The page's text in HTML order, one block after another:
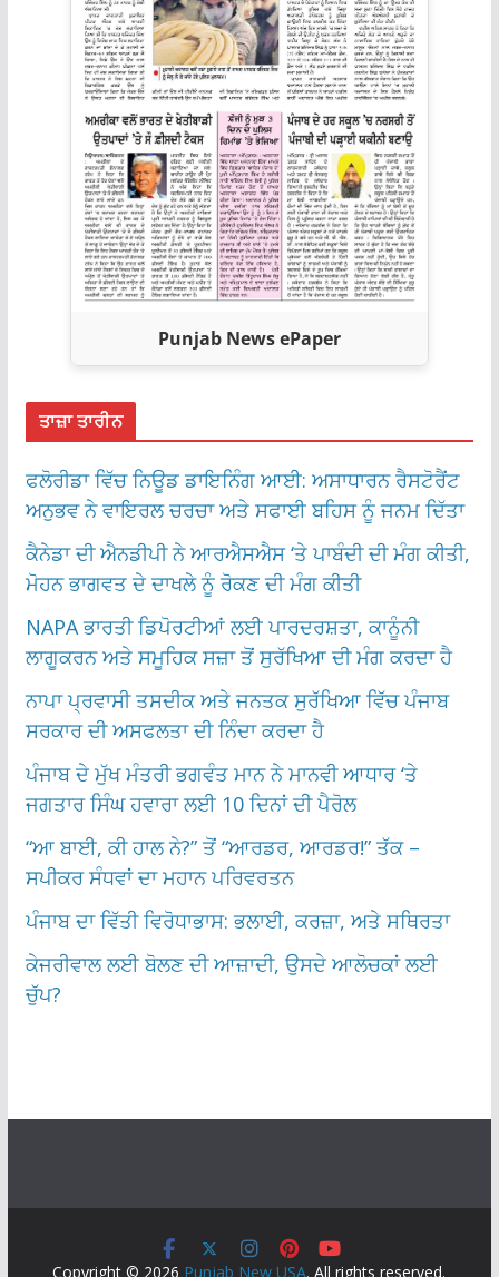
Punjab News ePaper
ਤਾਜ਼ਾ ਤਾਰੀਨ
ਫਲੋਰੀਡਾ ਵਿੱਚ ਨਿਊਡ ਡਾਇਨਿੰਗ ਆਈ: ਅਸਾਧਾਰਨ ਰੈਸਟੋਰੈਂਟ
ਅਨੁਭਵ ਨੇ ਵਾਇਰਲ ਚਰਚਾ ਅਤੇ ਸਫਾਈ ਬਹਿਸ ਨੂੰ ਜਨਮ ਦਿੱਤਾ
ਕੈਨੇਡਾ ਦੀ ਐਨਡੀਪੀ ਨੇ ਆਰਐਸਐਸ ‘ਤੇ ਪਾਬੰਦੀ ਦੀ ਮੰਗ ਕੀਤੀ,
ਮੋਹਨ ਭਾਗਵਤ ਦੇ ਦਾਖਲੇ ਨੂੰ ਰੋਕਣ ਦੀ ਮੰਗ ਕੀਤੀ
NAPA ਭਾਰਤੀ ਡਿਪੋਰਟੀਆਂ ਲਈ ਪਾਰਦਰਸ਼ਤਾ, ਕਾਨੂੰਨੀ
ਲਾਗੂਕਰਨ ਅਤੇ ਸਮੂਹਿਕ ਸਜ਼ਾ ਤੋਂ ਸੁਰੱਖਿਆ ਦੀ ਮੰਗ ਕਰਦਾ ਹੈ
ਨਾਪਾ ਪ੍ਰਵਾਸੀ ਤਸਦੀਕ ਅਤੇ ਜਨਤਕ ਸੁਰੱਖਿਆ ਵਿੱਚ ਪੰਜਾਬ
ਸਰਕਾਰ ਦੀ ਅਸਫਲਤਾ ਦੀ ਨਿੰਦਾ ਕਰਦਾ ਹੈ
ਪੰਜਾਬ ਦੇ ਮੁੱਖ ਮੰਤਰੀ ਭਗਵੰਤ ਮਾਨ ਨੇ ਮਾਨਵੀ ਆਧਾਰ ‘ਤੇ
ਜਗਤਾਰ ਸਿੰਘ ਹਵਾਰਾ ਲਈ 10 ਦਿਨਾਂ ਦੀ ਪੈਰੋਲ
“ਆ ਬਾਈ, ਕੀ ਹਾਲ ਨੇ?” ਤੋਂ “ਆਰਡਰ, ਆਰਡਰ!” ਤੱਕ –
ਸਪੀਕਰ ਸੰਧਵਾਂ ਦਾ ਮਹਾਨ ਪਰਿਵਰਤਨ
ਪੰਜਾਬ ਦਾ ਵਿੱਤੀ ਵਿਰੋਧਾਭਾਸ: ਭਲਾਈ, ਕਰਜ਼ਾ, ਅਤੇ ਸਥਿਰਤਾ
ਕੇਜਰੀਵਾਲ ਲਈ ਬੋਲਣ ਦੀ ਆਜ਼ਾਦੀ, ਉਸਦੇ ਆਲੋਚਕਾਂ ਲਈ
ਚੁੱਪ?
Copyright © 2026 Punjab New USA. All rights reserved.